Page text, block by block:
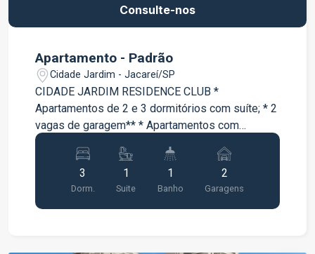
Consulte-nos
Apartamento - Padrão
Cidade Jardim - Jacareí/SP
CIDADE JARDIM RESIDENCE CLUB *
Apartamentos de 2 e 3 dormitórios com suíte; * 2
vagas de garagem** * Apartamentos com
varanda * Lazer completo entregue e equipado e
decorado;
3
Dorm.
1
Suite
1
Banho
2
Garagens